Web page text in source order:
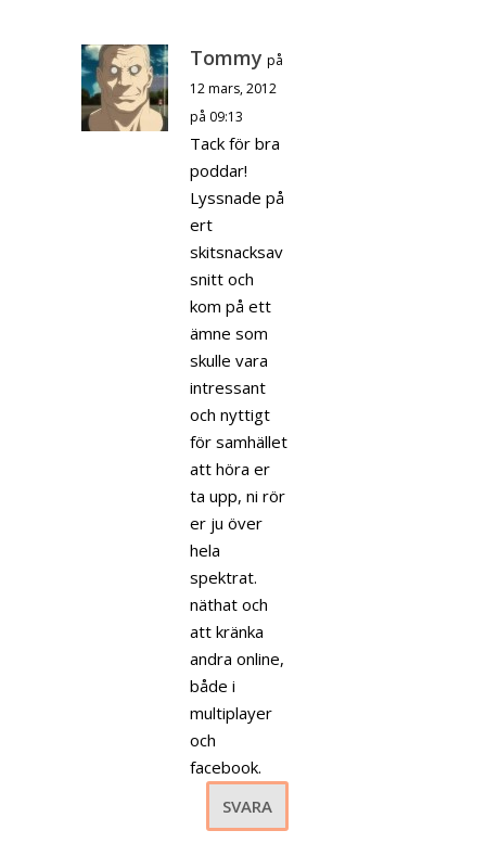
Tommy på
12 mars, 2012
på 09:13
Tack för bra
poddar!
Lyssnade på
ert
skitsnacksav
snitt och
kom på ett
ämne som
skulle vara
intressant
och nyttigt
för samhället
att höra er
ta upp, ni rör
er ju över
hela
spektrat.
näthat och
att kränka
andra online,
både i
multiplayer
och
facebook.
SVARA